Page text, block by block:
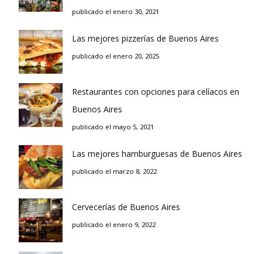
publicado el enero 30, 2021
Las mejores pizzerías de Buenos Aires
publicado el enero 20, 2025
Restaurantes con opciones para celíacos en
Buenos Aires
publicado el mayo 5, 2021
Las mejores hamburguesas de Buenos Aires
publicado el marzo 8, 2022
Cervecerías de Buenos Aires
publicado el enero 9, 2022